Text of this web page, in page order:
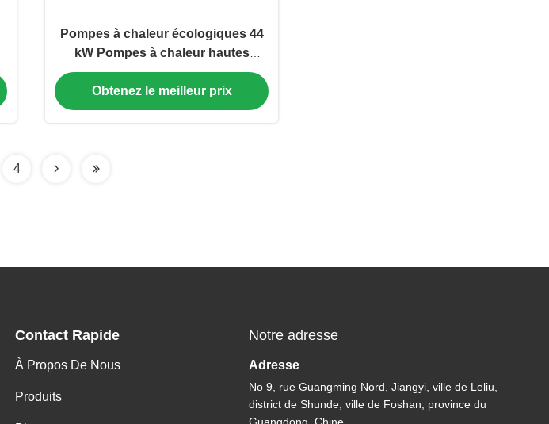
Pompes à chaleur écologiques 44
kW Pompes à chaleur hautes
performances piscine
Obtenez le meilleur prix
4
Contact Rapide
À Propos De Nous
Produits
Notre adresse
Adresse
No 9, rue Guangming Nord, Jiangyi, ville de Leliu,
district de Shunde, ville de Foshan, province du